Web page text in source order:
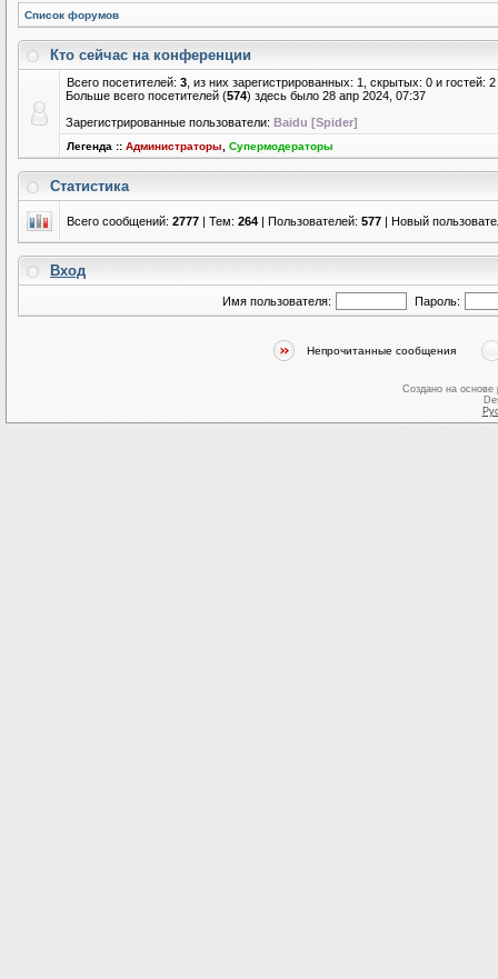
Список форумов
Кто сейчас на конференции
Всего посетителей: 3 , из них зарегистрированных: 1, скрытых: 0 и
Больше всего посетителей (574) здесь было 28 апр 2024, 07:37
Зарегистрированные пользователи: Baidu [Spider]
Легенда :: Администраторы Супермодераторы
Статистика
Всего сообщений: 2777 | Тем: 264 | Пользователей: 577 | Новый
Вход
Имя пользователя: Пароль:
Непрочитанные сообщения
Создано на основе